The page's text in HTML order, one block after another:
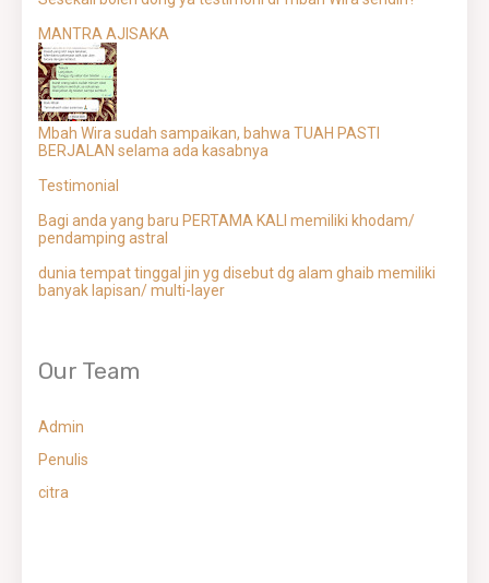
MANTRA AJISAKA
Mbah Wira sudah sampaikan, bahwa TUAH PASTI
BERJALAN selama ada kasabnya
Testimonial
Bagi anda yang baru PERTAMA KALI memiliki khodam/
pendamping astral
dunia tempat tinggal jin yg disebut dg alam ghaib memiliki
banyak lapisan/ multi-layer
Our Team
Admin
Penulis
citra